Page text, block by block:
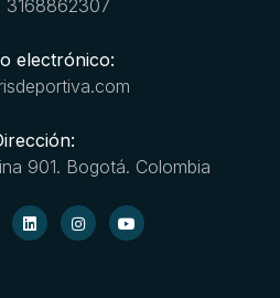
3168862307
electrónico:
901. Bogotá. Colombia